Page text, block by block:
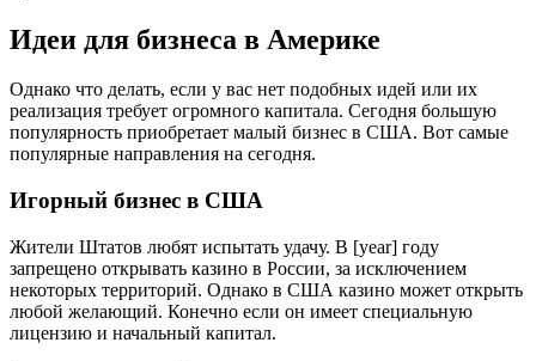
Идеи для бизнеса в Америке
Однако что делать, если у вас нет подобных идей или их
реализация требует огромного капитала. Сегодня большую
популярность приобретает малый бизнес в США. Вот самые
популярные направления на сегодня.
Игорный бизнес в США
Жители Штатов любят испытать удачу. В [year] году
запрещено открывать казино в России, за исключением
некоторых территорий. Однако в США казино может открыть
любой желающий. Конечно если он имеет специальную
лицензию и начальный капитал.